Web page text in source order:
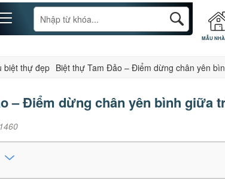
MẪU
biệt thự đẹp Biệt thự Tam Đảo – Điểm dừng chân yên
– Điểm dừng chân yên bình giữa
1460